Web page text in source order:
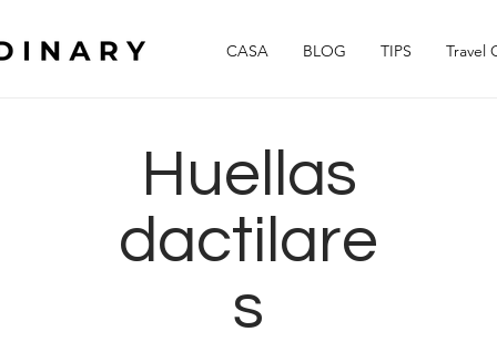
CASA BLOG TIPS Travel
Huellas
dactilare
s